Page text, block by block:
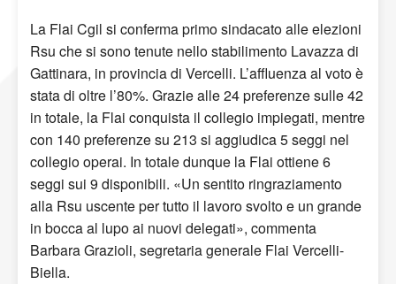
La Flai Cgil si conferma primo sindacato alle elezioni
Rsu che si sono tenute nello stabilimento Lavazza di
Gattinara, in provincia di Vercelli. L’affluenza al voto è
stata di oltre l’80%. Grazie alle 24 preferenze sulle 42
in totale, la Flai conquista il collegio impiegati, mentre
con 140 preferenze su 213 si aggiudica 5 seggi nel
collegio operai. In totale dunque la Flai ottiene 6
seggi sui 9 disponibili. «Un sentito ringraziamento
alla Rsu uscente per tutto il lavoro svolto e un grande
in bocca al lupo ai nuovi delegati», commenta
Barbara Grazioli, segretaria generale Flai Vercelli-
Biella.